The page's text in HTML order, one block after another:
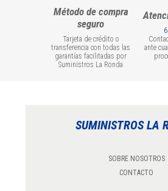
Método de compra
seguro
Tarjeta de crédito o
transferencia con todas las
garantías facilitadas por
Suministros La Ronda
ante
SUMINISTROS LA
SOBRE NOSOTROS
CONTACTO